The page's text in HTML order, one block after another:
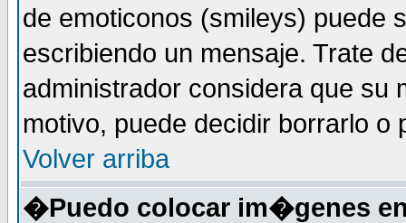
de emoticonos (smileys)
escribiendo un mensaje. Trate
administrador considera que su
motivo, puede decidir borrarlo o
Volver arriba
�Puedo colocar im�genes